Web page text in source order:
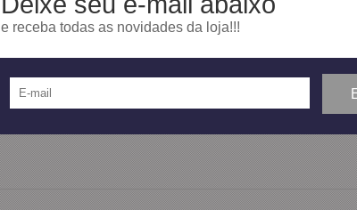
e receba todas as novidades da loja!!!